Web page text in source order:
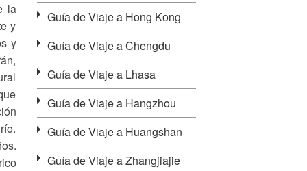
la
y
y
Guía de Viaje a Hong Kong
Guía de Viaje a Chengdu
Guía de Viaje a Lhasa
Guía de Viaje a Hangzhou
Guía de Viaje a Huangshan
Guía de Viaje a Zhangjiajie